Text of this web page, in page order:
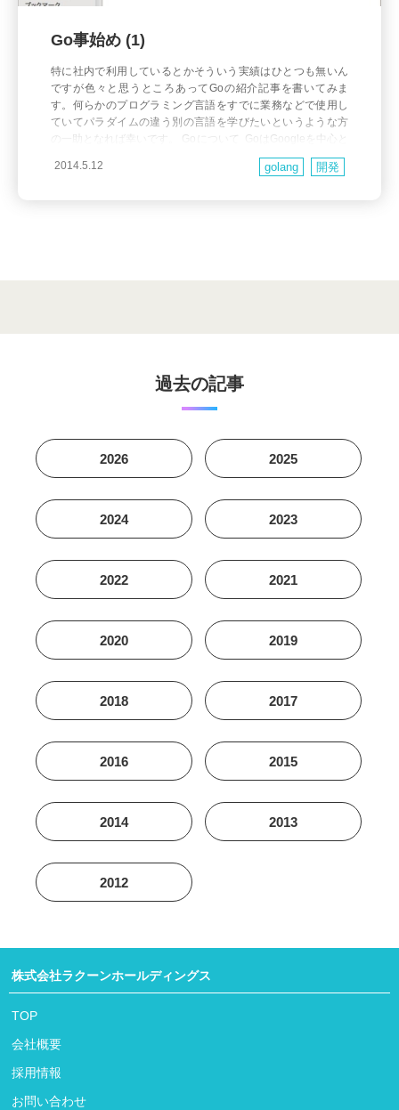
Go事始め (1)
特に社内で利用しているとかそういう実績はひとつも無いん
ですが色々と思うところあってGoの紹介記事を書いてみま
す。何らかのプログラミング言語をすでに業務などで使用し
ていてパラダイムの違う別の言語を学びたいというような方
の一助となれば幸いです。 Goについて GoはGoogleを中心と
して開発されているオープンソースのプログラミング言語で
す。 発表された当時は「Cっぽい文法が何だかフワフワして
2014.5.12 開発
golang
過去の記事
2026 2025
2024 2023
2022 2021
2020 2019
2018 2017
2016 2015
2014 2013
2012
株式会社ラクーンホールディングス
TOP
会社概要
採用情報
お問い合わせ